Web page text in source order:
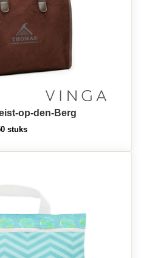
op-den-Berg
stuks